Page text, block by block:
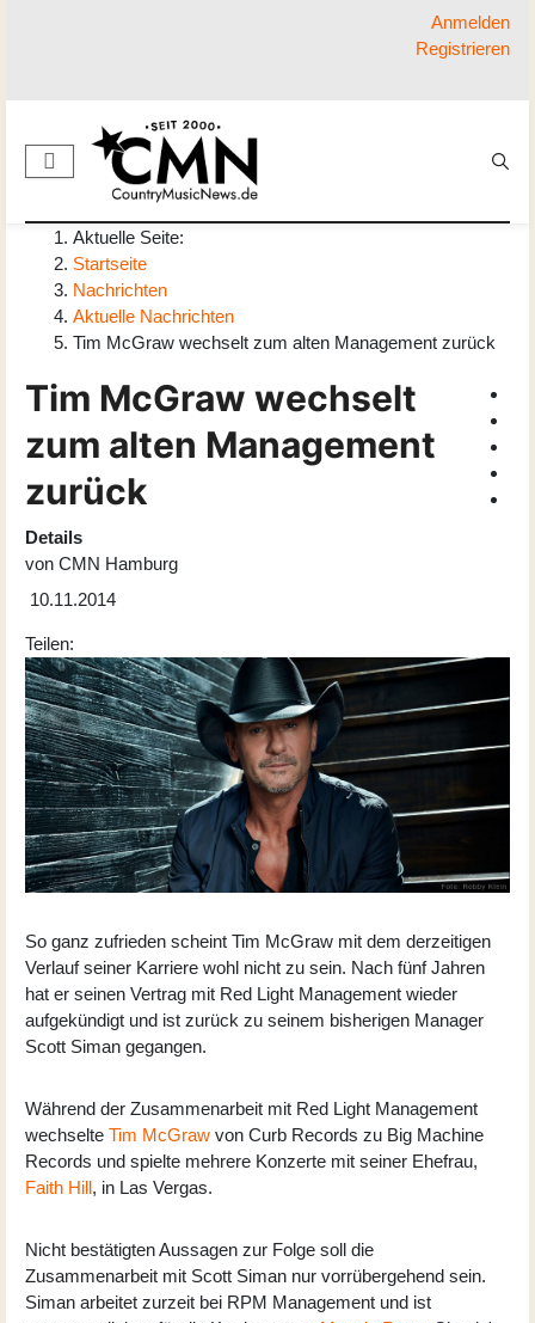
Anmelden
Registrieren
Aktuelle Seite:
Startseite
Nachrichten
Aktuelle Nachrichten
Tim McGraw wechselt zum alten Management zurück
Tim McGraw wechselt
zum alten Management
zurück
Details
von CMN Hamburg
10.11.2014
Teilen:
So ganz zufrieden scheint Tim McGraw mit dem derzeitigen
Verlauf seiner Karriere wohl nicht zu sein. Nach fünf Jahren
hat er seinen Vertrag mit Red Light Management wieder
aufgekündigt und ist zurück zu seinem bisherigen Manager
Scott Siman gegangen.
Während der Zusammenarbeit mit Red Light Management
wechselte Tim McGraw von Curb Records zu Big Machine
Records und spielte mehrere Konzerte mit seiner Ehefrau,
Faith Hill, in Las Vergas.
Nicht bestätigten Aussagen zur Folge soll die
Zusammenarbeit mit Scott Siman nur vorrübergehend sein.
Siman arbeitet zurzeit bei RPM Management und ist